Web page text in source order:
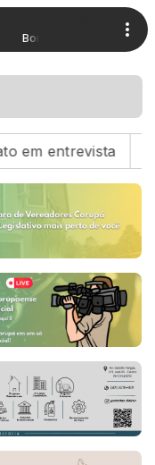
Bom Dia Corupá
GUERRA